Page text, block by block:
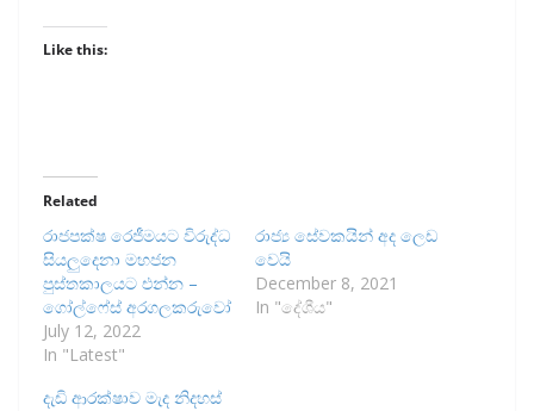
Like this:
Related
රාජපක්ෂ රෙජීමයට විරුද්ධ
සියලුදෙනා මහජන
පුස්තකාලයට එන්න –
ගෝල්ෆේස් අරගලකරුවෝ
July 12, 2022
In "Latest"
රාජ්‍ය සේවකයින් අද ලෙඩ
වෙයි
December 8, 2021
In "දේශීය"
දැඩි ආරක්ෂාව මැද නිදහස්